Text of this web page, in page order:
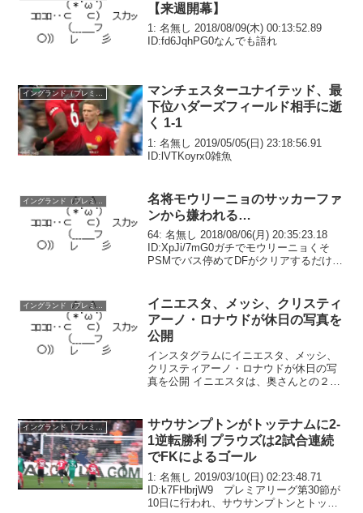
【来週開幕】
1: 名無し 2018/08/09(木) 00:13:52.89
ID:fd6JqhPG0なんでも語れ
マンチェスターユナイテッド、最
下位ハダーズフィールド相手に逝
く 1-1
1: 名無し 2019/05/05(日) 23:18:56.91
ID:lVTKoyrx0雑魚
イングランド（プレミア）
名将モウリーニョのサッカーファ
ンから嫌われる…
64: 名無し 2018/08/06(月) 20:35:23.18
ID:XpJi/7mG0ガチでモウリーニョくそ
PSMでバス停めてDFがクリアするだけの
イングランド（プレミア）
イニエスタ、メッシ、クリスティ
アーノ・ロナウドが休日の写真を
公開
インスタグラムにイニエスタ、メッシ、
クリスティアーノ・ロナウドが休日の写
真を公開 イニエスタは、奥さんとの２シ
ですね３人ともリフレッシュして試合に
臨んでほしいですね...
イングランド（プレミア）
サウサンプトンがトッテナムに2-
1逆転勝利 プラウズは2試合連続
でFKによるゴール
1: 名無し 2019/03/10(日) 02:23:48.71
ID:k7FHbrjW9 プレミアリーグ第30節が
10日に行われ、サウサンプトンとトッテ